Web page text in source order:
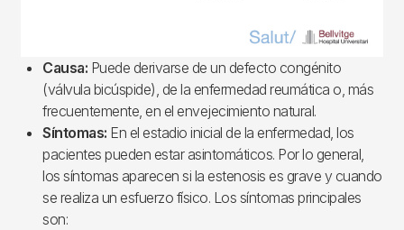
Causa: Puede derivarse de un defecto congénito
(válvula bicúspide), de la enfermedad reumática o, más
frecuentemente, en el envejecimiento natural.
Síntomas: En el estadio inicial de la enfermedad, los
pacientes pueden estar asintomáticos. Por lo general,
los síntomas aparecen si la estenosis es grave y cuando
se realiza un esfuerzo físico. Los síntomas principales
son: